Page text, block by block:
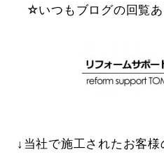
☆いつもブログの回覧
↓当社で施工されたお客様